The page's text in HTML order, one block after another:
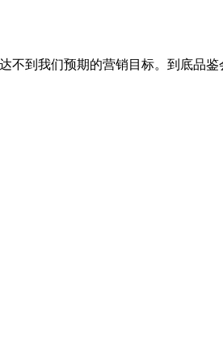
不到我们预期的营销目标。到底品